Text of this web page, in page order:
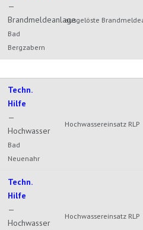
—
Brandmeldeanlage
Bad
Bergzabern
ausgelöste
Techn.
Hilfe
—
Hochwasser
Bad
Neuenahr
Hochwassereinsatz RLP
Techn.
Hilfe
—
Hochwasser
Hochwassereinsatz RLP